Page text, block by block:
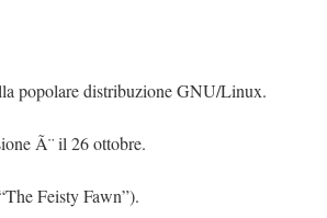
popolare distribuzione GNU/Linux.
Ã¨ il 26 ottobre.
Feisty Fawn”).